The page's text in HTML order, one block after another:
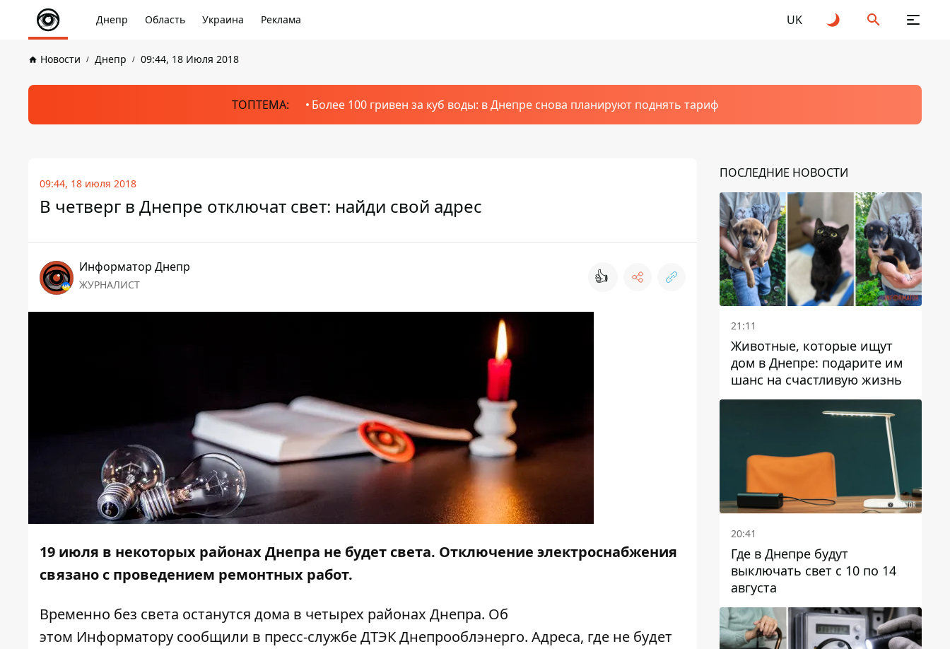
Днепр Область Украина Реклама UK
Новости Днепр 09:44, 18 Июля 2018
ТОПТЕМА: Более 100 гривен за куб воды: в Днепре снова планируют поднять тариф
09:44, 18 июля 2018
В четверг в Днепре отключат свет: найди свой адрес
Информатор Днепр
ЖУРНАЛИСТ 👍
19 июля в некоторых районах Днепра не будет света. Отключение электроснабжения
связано с проведением ремонтных работ.
Временно без света останутся дома в четырех районах Днепра. Об
этом Информатору сообщили в пресс-службе ДТЭК Днепрооблэнерго. Адреса, где не будет
ПОСЛЕДНИЕ НОВОСТИ
21:11
Животные, которые ищут
дом в Днепре: подарите им
шанс на счастливую жизнь
20:41
Где в Днепре будут
выключать свет с 10 по 14
августа